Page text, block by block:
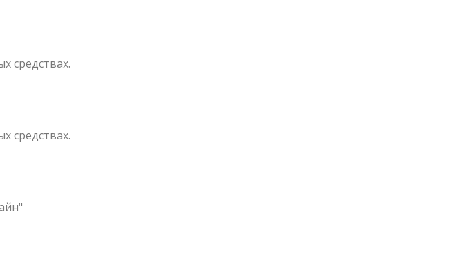
средствах.
средствах.